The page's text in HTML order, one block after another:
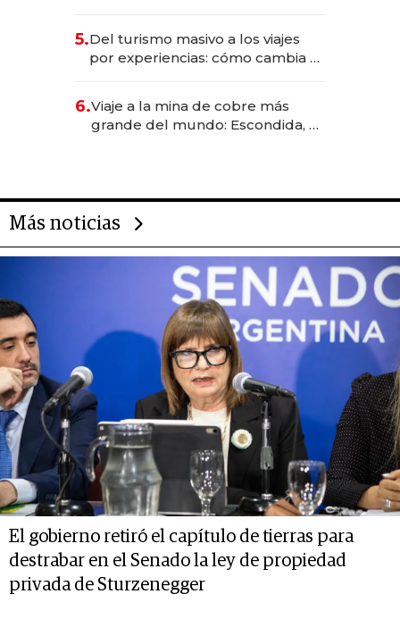
transformadoras
5.Del turismo masivo a los viajes
por experiencias: cómo cambia el
6.Viaje a la mina de cobre más
grande del mundo: Escondida, el
Más noticias
El gobierno retiró el capítulo de tierras para
destrabar en el Senado la ley de propiedad
privada de Sturzenegger